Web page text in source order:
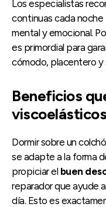
Los especialistas
continuas cada noche
mental y emocional.
es primordial para
cómodo, placentero y
Beneficios
Dormir sobre un
se adapte a la forma
propiciar el buen
reparador que ayude
día. Esto es